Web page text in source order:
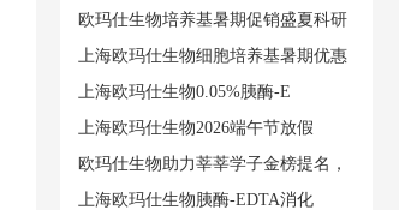
欧玛仕生物培养基暑期促销盛夏科研
上海欧玛仕生物细胞培养基暑期优惠
上海欧玛仕生物0.05%胰酶-E
上海欧玛仕生物2026端午节放假
欧玛仕生物助力莘莘学子金榜提名，
上海欧玛仕生物胰酶-EDTA消化